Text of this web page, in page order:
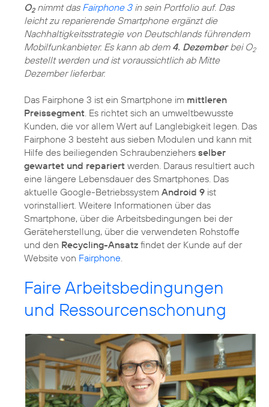
O2nimmt das Fairphone 3in sein Portfolio auf. Das
leicht zu reparierende Smartphone ergänzt die
Nachhaltigkeitsstrategie von Deutschlands führendem
Mobilfunkanbieter. Es kann ab dem4. Dezemberbei O2
bestellt werden und ist voraussichtlich ab Mitte
Dezember lieferbar.
Das Fairphone 3 ist ein Smartphone im mittleren
Preissegment . Es richtet sich an umweltbewusste
Kunden, die vor allem Wert auf Langlebigkeit legen. Das
Fairphone 3 besteht aus sieben Modulen und kann mit
Hilfe des beiliegenden Schraubenziehers selber
gewartet und repariert werden. Daraus resultiert auch
eine längere Lebensdauer des Smartphones. Das
aktuelle Google-Betriebssystem Android 9 ist
vorinstalliert. Weitere Informationen über das
Smartphone, über die Arbeitsbedingungen bei der
Geräteherstellung, über die verwendeten Rohstoffe
und den Recycling-Ansatz findet der Kunde auf der
Website von Fairphone
Faire Arbeitsbedingungen
und Ressourcenschonung